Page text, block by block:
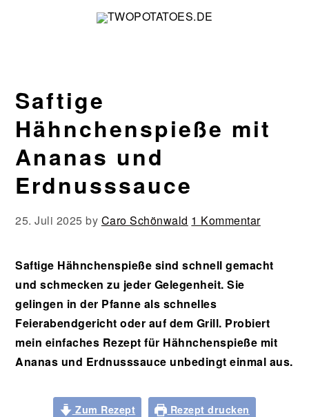
Saftige
Hähnchenspieße mit
Ananas und
Erdnusssauce
25. Juli 2025 by Caro Schönwald 1 Kommentar
Saftige Hähnchenspieße sind schnell gemacht
und schmecken zu jeder Gelegenheit. Sie
gelingen in der Pfanne als schnelles
Feierabendgericht oder auf dem Grill. Probiert
mein einfaches Rezept für Hähnchenspieße mit
Ananas und Erdnusssauce unbedingt einmal aus.
Zum Rezept Rezept drucken